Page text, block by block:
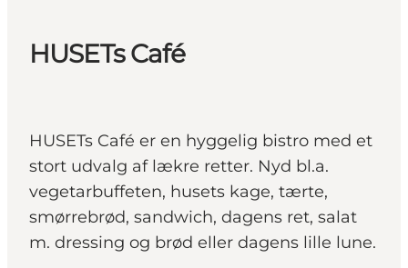
HUSETs Café
HUSETs Café er en hyggelig bistro med et
stort udvalg af lækre retter. Nyd bl.a.
vegetarbuffeten, husets kage, tærte,
smørrebrød, sandwich, dagens ret, salat
m. dressing og brød eller dagens lille lune.